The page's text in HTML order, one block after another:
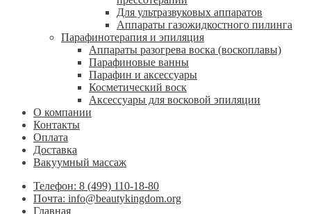
Для ультразвуковых аппаратов
Аппараты газожидкостного пилинга
Парафинотерапия и эпиляция
Аппараты разогрева воска (воскоплавы)
Парафиновые ванны
Парафин и аксессуары
Косметический воск
Аксессуары для восковой эпиляции
О компании
Контакты
Оплата
Доставка
Вакуумный массаж
Телефон: 8 (499) 110-18-80
Почта: info@beautykingdom.org
Главная